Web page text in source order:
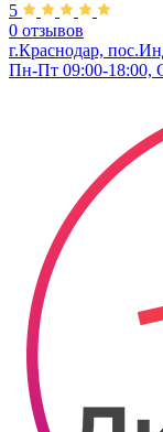
5
0 отзывов
г.Краснодар,
Пн-Пт 09:00-18:00,